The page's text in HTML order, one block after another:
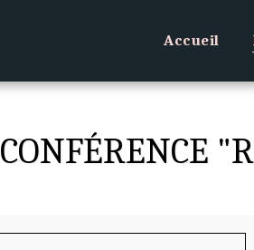
Accueil
CONFÉRENCE